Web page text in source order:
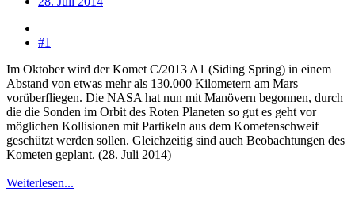
#1
Im Oktober wird der Komet C/2013 A1 (Siding Spring) in einem
Abstand von etwas mehr als 130.000 Kilometern am Mars
vorüberfliegen. Die NASA hat nun mit Manövern begonnen, durch
die die Sonden im Orbit des Roten Planeten so gut es geht vor
möglichen Kollisionen mit Partikeln aus dem Kometenschweif
geschützt werden sollen. Gleichzeitig sind auch Beobachtungen des
Kometen geplant. (28. Juli 2014)
Weiterlesen...